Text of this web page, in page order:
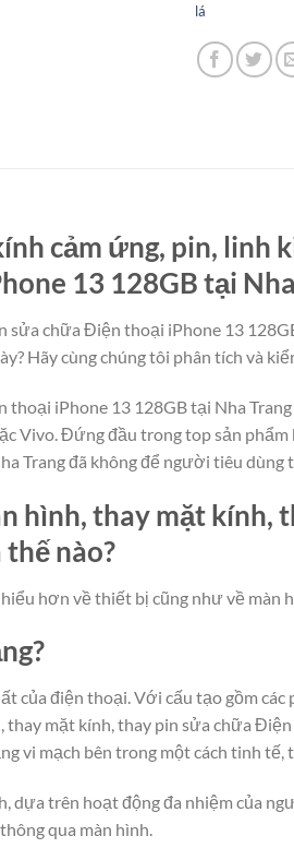
lá
cảm ứng, pin, linh
13 128GB tại
chữa Điện thoại iPhone 13
Hãy cùng chúng tôi phân tích và
thoại iPhone 13 128GB tại Nha
Vivo. Đứng đầu trong top sản
Trang đã không để người tiêu
hình, thay mặt
nào?
hơn về thiết bị cũng như về màn
của điện thoại. Với cấu tạo gồm
mặt kính, thay pin sửa chữa
vi mạch bên trong một cách tinh
dựa trên hoạt động đa nhiệm của
qua màn hình.